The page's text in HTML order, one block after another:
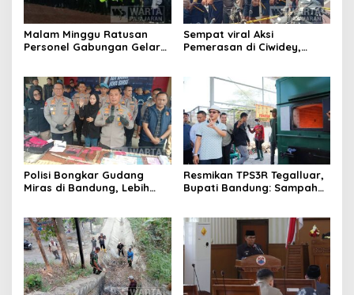
Malam Minggu Ratusan
Personel Gabungan Gelar
Sempat viral Aksi
Pemerasan di Ciwidey,
Polisi Bongkar Gudang
Miras di Bandung, Lebih
Resmikan TPS3R Tegalluar,
Bupati Bandung: Sampah